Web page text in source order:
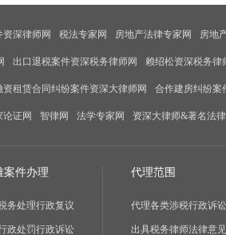
深律师网 税法专家网 房地产法律专家网 房地
出口退税案件资深税务律师网 赖绍松资深税务律
资租赁合同纠纷案件资深大律师网 合作建房纠纷案
论证网 智律网 法学专家网 资深大律师&著名法
案件办理
务处理行政复议
政处罚行政诉讼
代理范围
代理各类涉税行政诉
出具税务律师法律意